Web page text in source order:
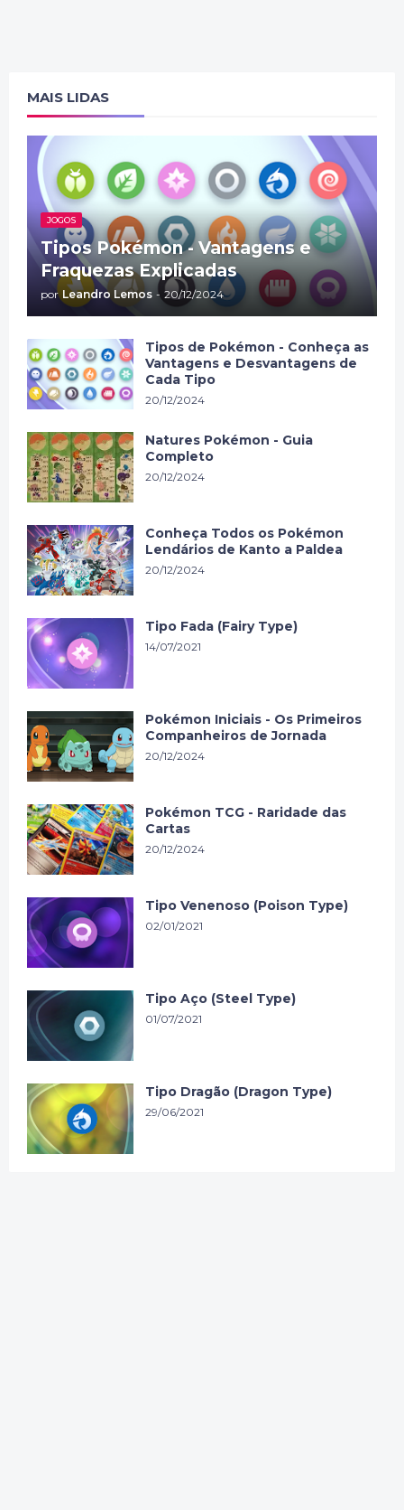
MAIS LIDAS
JOGOS
Tipos Pokémon - Vantagens e
Fraquezas Explicadas
por Leandro Lemos - 20/12/2024
Tipos de Pokémon - Conheça as
Vantagens e Desvantagens de
Cada Tipo
20/12/2024
Natures Pokémon - Guia
Completo
20/12/2024
Conheça Todos os Pokémon
Lendários de Kanto a Paldea
20/12/2024
Tipo Fada (Fairy Type)
14/07/2021
Pokémon Iniciais - Os Primeiros
Companheiros de Jornada
20/12/2024
Pokémon TCG - Raridade das
Cartas
20/12/2024
Tipo Venenoso (Poison Type)
02/01/2021
Tipo Aço (Steel Type)
01/07/2021
Tipo Dragão (Dragon Type)
29/06/2021